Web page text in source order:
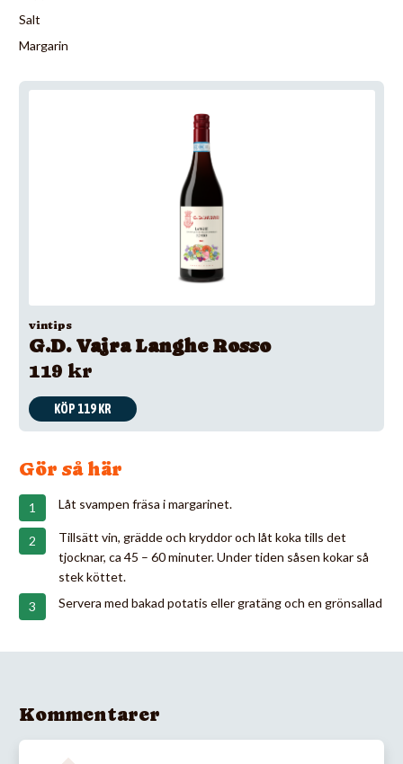
Salt
Margarin
vintips
G.D. Vajra Langhe Rosso
119 kr
KÖP 119 KR
Gör så här
Låt svampen fräsa i margarinet.
Tillsätt vin, grädde och kryddor och låt koka tills det
tjocknar, ca 45 – 60 minuter. Under tiden såsen kokar så
stek köttet.
Servera med bakad potatis eller gratäng och en grönsallad
Kommentarer